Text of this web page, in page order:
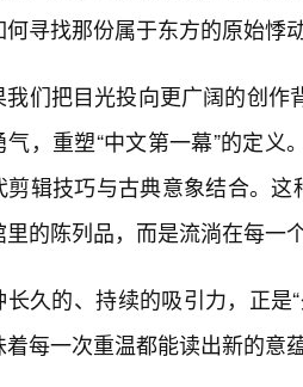
何寻找那份属于东方的原始悸
我们把目光投向更广阔的创作
气，重塑“中文第一幕”的定
剪辑技巧与古典意象结合。
里的陈列品，而是流淌在每一
长久的、持续的吸引力，正是
着每一次重温都能读出新的意